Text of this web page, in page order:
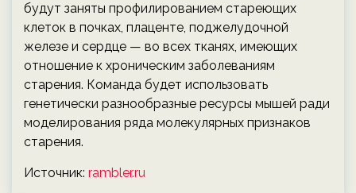
будут заняты профилированием стареющих
клеток в почках, плаценте, поджелудочной
железе и сердце — во всех тканях, имеющих
отношение к хроническим заболеваниям
старения. Команда будет использовать
генетически разнообразные ресурсы мышей ради
моделирования ряда молекулярных признаков
старения.
Источник: rambler.ru